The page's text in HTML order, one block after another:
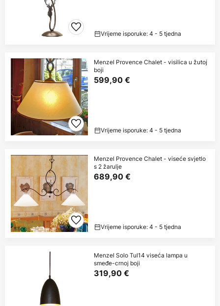
Vrijeme isporuke: 4 - 5 tjedna
Menzel Provence Chalet - visilica u žutoj
boji
599,90 €
Vrijeme isporuke: 4 - 5 tjedna
Menzel Provence Chalet - viseće svjetlo
s 2 žarulje
689,90 €
Vrijeme isporuke: 4 - 5 tjedna
Menzel Solo Tul14 viseća lampa u
smeđe-crnoj boji
319,90 €